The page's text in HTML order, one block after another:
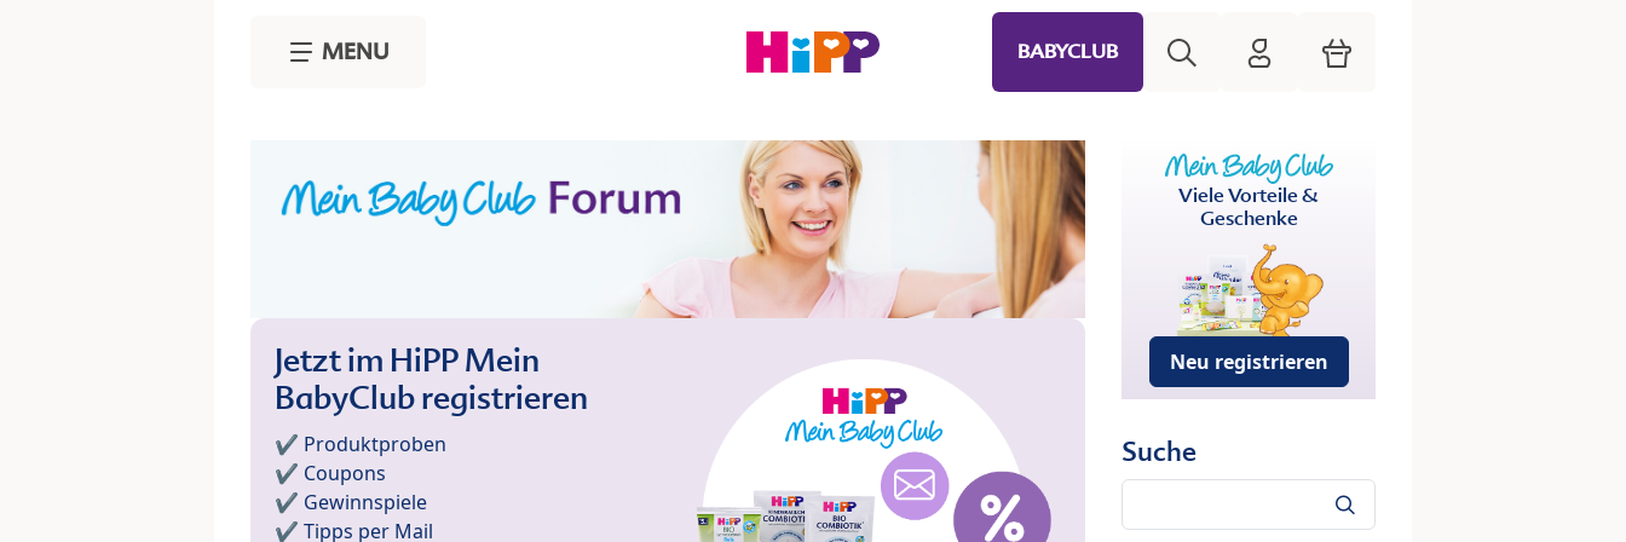
MENU BABYCLUB HiPP Mein Babyclub
Warenkorb
Jetzt im HiPP Mein
BabyClub registrieren
✔️ Produktproben
✔️ Coupons
✔️ Gewinnspiele
✔️ Tipps per Mail
Viele Vorteile &
Geschenke
Neu registrieren
Suche